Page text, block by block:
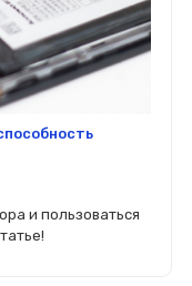
и пользоваться